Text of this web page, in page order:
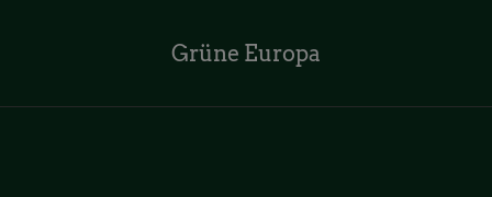
Grüne Europa